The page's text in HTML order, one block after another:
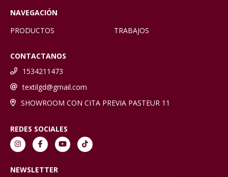
NAVEGACIÓN
PRODUCTOS
TRABAJOS
CONTACTANOS
1534211473
textilgd@gmail.com
SHOWROOM CON CITA PREVIA PASTEUR 11
REDES SOCIALES
NEWSLETTER